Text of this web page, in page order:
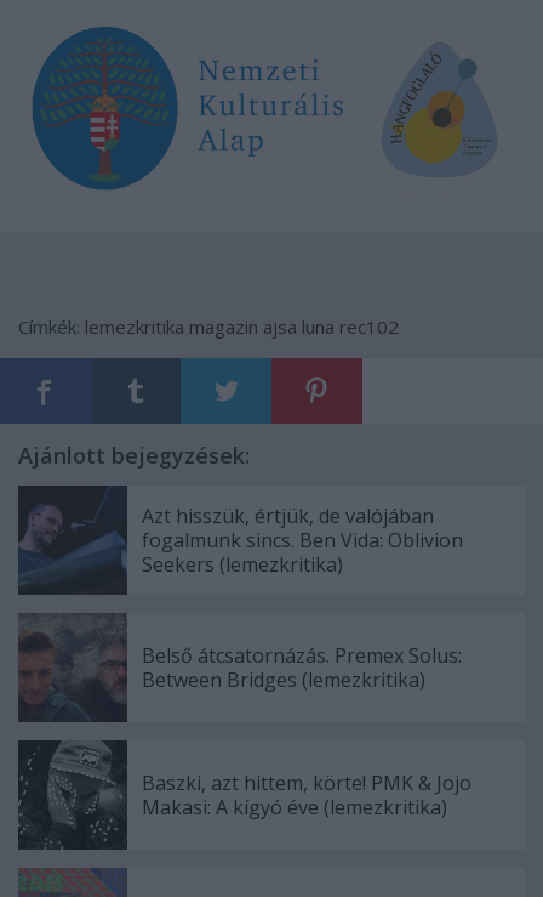
Címkék: lemezkritika magazin ajsa luna rec102
Ajánlott bejegyzések:
Azt hisszük, értjük, de valójában
fogalmunk sincs. Ben Vida: Oblivion
Seekers (lemezkritika)
Belső átcsatornázás. Premex Solus:
Between Bridges (lemezkritika)
Baszki, azt hittem, körte! PMK & Jojo
Makasi: A kígyó éve (lemezkritika)